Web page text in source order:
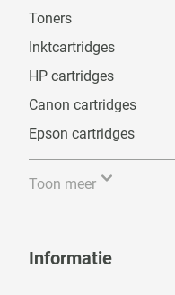
Toners
Inktcartridges
HP cartridges
Canon cartridges
Epson cartridges
Toon meer
Informatie